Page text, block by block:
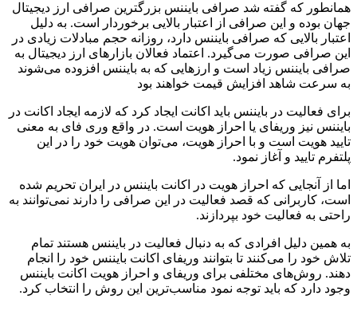
همانطور که گفته شد صرافی بایننس بزرگترین صرافی ارز دیجیتال
جهان بوده و این صرافی از اعتبار بالایی برخوردار است. به دلیل
اعتبار بالایی که صرافی بایننس دارد، روزانه حجم مبادلات زیادی در
این صرافی صورت می‌گیرد. اعتماد فعالان بازارهای ارز دیجیتال به
صرافی بایننس زیاد است و ارزهایی که به بایننس افزوده می‌شوند
به سرعت شاهد افزایش قیمت خواهند بود
برای فعالیت در بایننس باید اکانت ایجاد کرد که لازمه ایجاد اکانت در
بایننس نیز وریفای یا احراز هویت است. در واقع وری فای به معنی
تایید هویت است و با احراز هویت، می‌توان هویت خود را در این
پلتفرم تایید و آغاز نمود.
اما از آنجایی که احراز هویت در اکانت بایننس در ایران تحریم شده
است، کاربرانی که قصد فعالیت در این صرافی را دارند نمی‌توانند به
راحتی به فعالیت خود بپردازند.
به همین دلیل افرادی که به دنبال فعالیت در بایننس هستند تمام
تلاش خود را می‌کنند تا بتوانند وریفای اکانت بایننس خود را انجام
دهند. روش‌های مختلفی برای وریفای و احراز هویت اکانت بایننس
وجود دارد که باید توجه نمود مناسب‌ترین این روش را انتخاب کرد.